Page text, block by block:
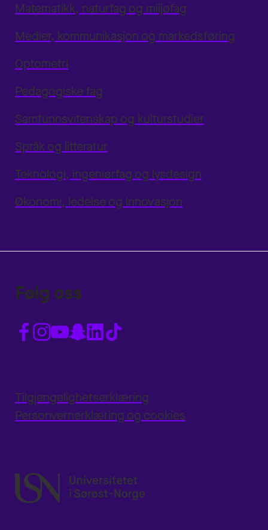
Matematikk, naturfag og miljøfag
Medier, kommunikasjon og markedsføring
Optometri
Pedagogiske fag
Samfunnsvitenskap og kulturstudier
Språk og litteratur
Teknologi, ingeniørfag og lysdesign
Økonomi, ledelse og innovasjon
Følg oss
Tilgjengelighetserklæring
Personvernerklæring og cookies